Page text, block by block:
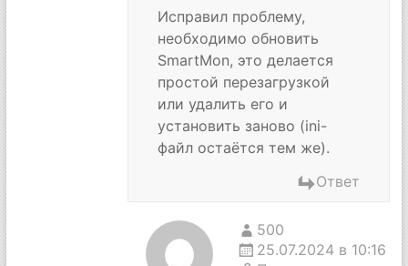
Исправил проблему,
необходимо обновить
SmartMon, это делается
простой перезагрузкой
или удалить его и
установить заново (ini-
файл остаётся тем же).
Ответ
500
25.07.2024 в 10:16